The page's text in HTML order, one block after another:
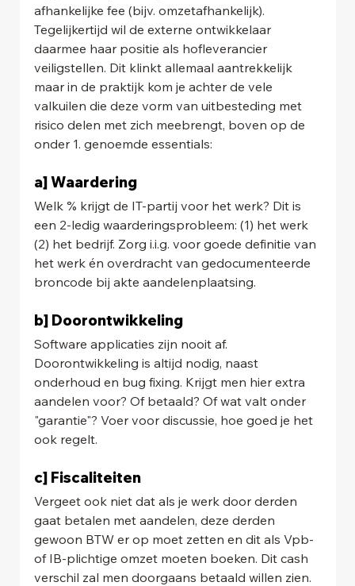
afhankelijke fee (bijv. omzetafhankelijk).
Tegelijkertijd wil de externe ontwikkelaar
daarmee haar positie als hofleverancier
veiligstellen. Dit klinkt allemaal aantrekkelijk
maar in de praktijk kom je achter de vele
valkuilen die deze vorm van uitbesteding met
risico delen met zich meebrengt, boven op de
onder 1. genoemde essentials:
a] Waardering
Welk % krijgt de IT-partij voor het werk? Dit is
een 2-ledig waarderingsprobleem: (1) het werk
(2) het bedrijf. Zorg i.i.g. voor goede definitie van
het werk én overdracht van gedocumenteerde
broncode bij akte aandelenplaatsing.
b] Doorontwikkeling
Software applicaties zijn nooit af.
Doorontwikkeling is altijd nodig, naast
onderhoud en bug fixing. Krijgt men hier extra
aandelen voor? Of betaald? Of wat valt onder
"garantie"? Voer voor discussie, hoe goed je het
ook regelt.
c] Fiscaliteiten
Vergeet ook niet dat als je werk door derden
gaat betalen met aandelen, deze derden
gewoon BTW er op moet zetten en dit als Vpb-
of IB-plichtige omzet moeten boeken. Dit cash
verschil zal men doorgaans betaald willen zien.